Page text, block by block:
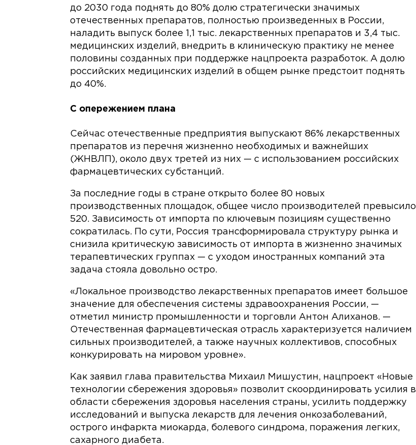
до 2030 года поднять до 80% долю стратегически значимых
отечественных препаратов, полностью произведенных в России,
наладить выпуск более 1,1 тыс. лекарственных препаратов и 3,4 тыс.
медицинских изделий, внедрить в клиническую практику не менее
половины созданных при поддержке нацпроекта разработок. А долю
российских медицинских изделий в общем рынке предстоит поднять
до 40%.
С опережением плана
Сейчас отечественные предприятия выпускают 86% лекарственных
препаратов из перечня жизненно необходимых и важнейших
(ЖНВЛП), около двух третей из них — с использованием российских
фармацевтических субстанций.
За последние годы в стране открыто более 80 новых
производственных площадок, общее число производителей превысило
520. Зависимость от импорта по ключевым позициям существенно
сократилась. По сути, Россия трансформировала структуру рынка и
снизила критическую зависимость от импорта в жизненно значимых
терапевтических группах — с уходом иностранных компаний эта
задача стояла довольно остро.
«Локальное производство лекарственных препаратов имеет большое
значение для обеспечения системы здравоохранения России, —
отметил министр промышленности и торговли Антон Алиханов. —
Отечественная фармацевтическая отрасль характеризуется наличием
сильных производителей, а также научных коллективов, способных
конкурировать на мировом уровне».
Как заявил глава правительства Михаил Мишустин, нацпроект «Новые
технологии сбережения здоровья» позволит скоординировать усилия в
области сбережения здоровья населения страны, усилить поддержку
исследований и выпуска лекарств для лечения онкозаболеваний,
острого инфаркта миокарда, болевого синдрома, поражения легких,
сахарного диабета.